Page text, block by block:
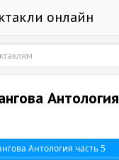
онлайн
Антология
Антология часть 5